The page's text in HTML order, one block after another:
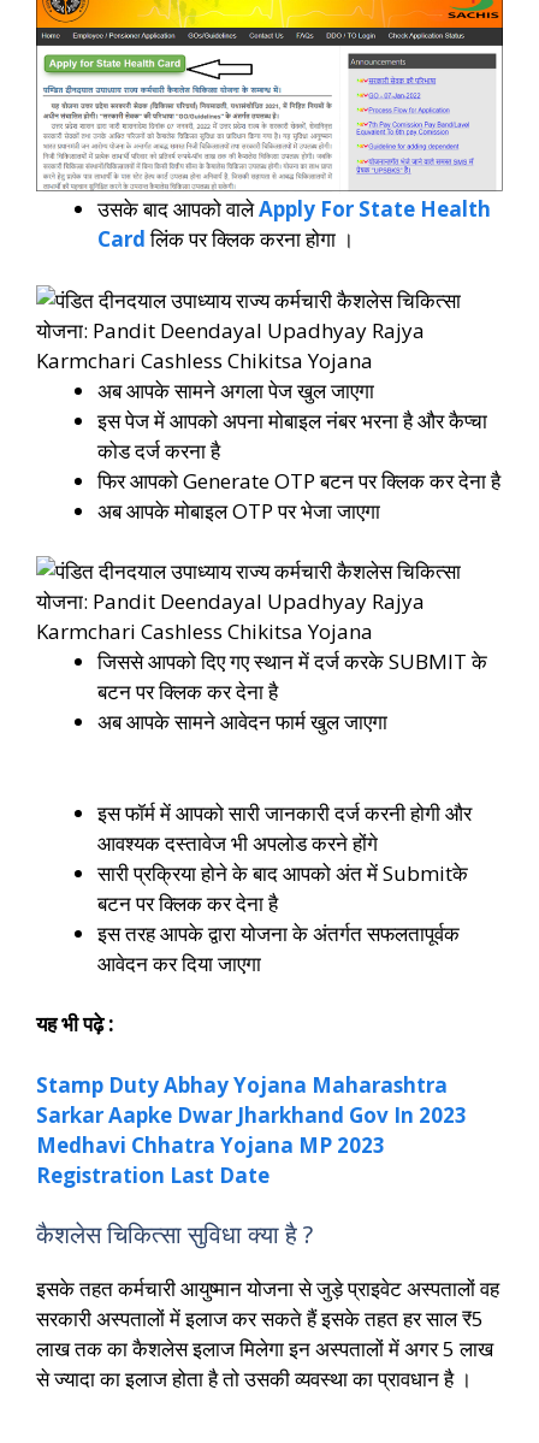
उसके बाद आपको वालेApply For State Health
Cardलिंक पर क्लिक करना होगा ।
अब आपके सामने अगला पेज खुल जाएगा
इस पेज में आपको अपना मोबाइल नंबर भरना है और कैप्चा
कोड दर्ज करना है
फिर आपको Generate OTP बटन पर क्लिक कर देना है
अब आपके मोबाइल OTP पर भेजा जाएगा
जिससे आपको दिए गए स्थान में दर्ज करके SUBMIT के
बटन पर क्लिक कर देना है
अब आपके सामने आवेदन फार्म खुल जाएगा
इस फॉर्म में आपको सारी जानकारी दर्ज करनी होगी और
आवश्यक दस्तावेज भी अपलोड करने होंगे
सारी प्रक्रिया होने के बाद आपको अंत में Submitके
बटन पर क्लिक कर देना है
इस तरह आपके द्वारा योजना के अंतर्गत सफलतापूर्वक
आवेदन कर दिया जाएगा
यह भी पढ़े :
Stamp Duty Abhay Yojana Maharashtra
Sarkar Aapke Dwar Jharkhand Gov In 2023
Medhavi Chhatra Yojana MP 2023
Registration Last Date
कैशलेस चिकित्सा सुविधा क्या है ?
इसके तहत कर्मचारी आयुष्मान योजना से जुड़े प्राइवेट अस्पतालों वह
सरकारी अस्पतालों में इलाज कर सकते हैं इसके तहत हर साल ₹5
लाख तक का कैशलेस इलाज मिलेगा इन अस्पतालों में अगर 5 लाख
से ज्यादा का इलाज होता है तो उसकी व्यवस्था का प्रावधान है ।